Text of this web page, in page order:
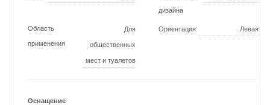
дизайна
Область
применения
Для
общественных
мест и туалетов
Ориентация Левая
Оснащение